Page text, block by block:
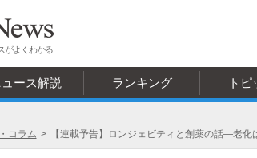
がよくわかる
ース解説 ランキング トピ
コラム > 【連載予告】ロンジェビティと創薬の話―老化